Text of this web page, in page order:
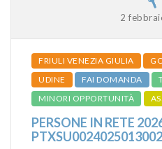
2
FRIULI VENEZIA GIULIA
UDINE
FAI DOMANDA
MINORI OPPORTUNITÀ
PERSONE IN RETE